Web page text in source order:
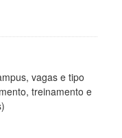
vagas e tipo
treinamento e